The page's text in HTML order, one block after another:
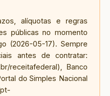
alíquotas e regras
públicas no momento
(2026-05-17). Sempre
antes de contratar:
receitafederal), Banco
do Simples Nacional